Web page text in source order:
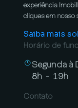
experiência
cliques em nosso
Saiba mais
Horário de
Segunda à
8h - 19h
Contato